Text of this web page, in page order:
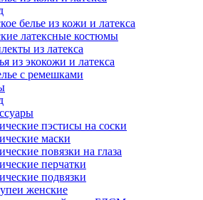
белье из кожи и латекса
латексные костюмы
из латекса
из экокожи и латекса
с ремешками
пэстисы на соски
маски
повязки на глаза
перчатки
подвязки
женские